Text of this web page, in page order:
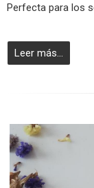
Perfecta para los
Leer más...